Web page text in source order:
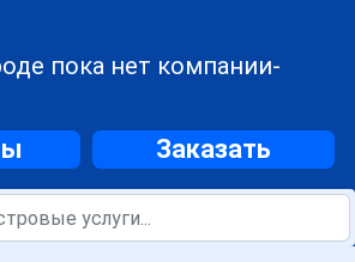
пока нет компании-
Заказать